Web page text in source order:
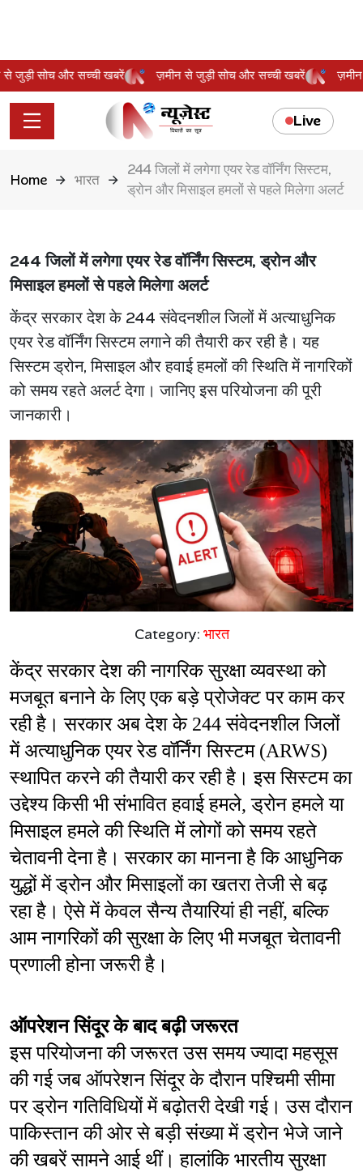
से जुड़ी सोच और सच्ची खबरें ज़मीन से जुड़ी सोच और सच्ची खबरें
Live
Home भारत
244 जिलों में लगेगा एयर रेड वॉर्निंग सिस्टम,
ड्रोन और मिसाइल हमलों से पहले मिलेगा अलर्ट
244 जिलों में लगेगा एयर रेड वॉर्निंग सिस्टम, ड्रोन और
मिसाइल हमलों से पहले मिलेगा अलर्ट
केंद्र सरकार देश के 244 संवेदनशील जिलों में अत्याधुनिक
एयर रेड वॉर्निंग सिस्टम लगाने की तैयारी कर रही है। यह
सिस्टम ड्रोन, मिसाइल और हवाई हमलों की स्थिति में नागरिकों
को समय रहते अलर्ट देगा। जानिए इस परियोजना की पूरी
जानकारी।
Category: भारत
केंद्र सरकार देश की नागरिक सुरक्षा व्यवस्था को
मजबूत बनाने के लिए एक बड़े प्रोजेक्ट पर काम कर
रही है। सरकार अब देश के 244 संवेदनशील जिलों
में अत्याधुनिक एयर रेड वॉर्निंग सिस्टम (ARWS)
स्थापित करने की तैयारी कर रही है। इस सिस्टम का
उद्देश्य किसी भी संभावित हवाई हमले, ड्रोन हमले या
मिसाइल हमले की स्थिति में लोगों को समय रहते
चेतावनी देना है। सरकार का मानना है कि आधुनिक
युद्धों में ड्रोन और मिसाइलों का खतरा तेजी से बढ़
रहा है। ऐसे में केवल सैन्य तैयारियां ही नहीं, बल्कि
आम नागरिकों की सुरक्षा के लिए भी मजबूत चेतावनी
प्रणाली होना जरूरी है।
ऑपरेशन सिंदूर के बाद बढ़ी जरूरत
इस परियोजना की जरूरत उस समय ज्यादा महसूस
की गई जब ऑपरेशन सिंदूर के दौरान पश्चिमी सीमा
पर ड्रोन गतिविधियों में बढ़ोतरी देखी गई। उस दौरान
पाकिस्तान की ओर से बड़ी संख्या में ड्रोन भेजे जाने
की खबरें सामने आई थीं। हालांकि भारतीय सुरक्षा